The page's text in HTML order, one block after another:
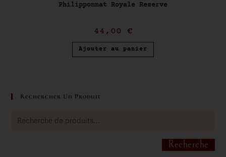
Philipponnat Royale Reserve
44,00 €
Ajouter au panier
Rechercher Un Produit
Recherche